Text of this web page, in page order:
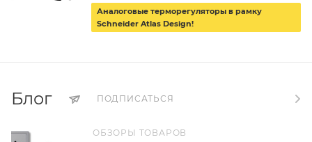
Аналоговые терморегуляторы в рамку
Schneider Atlas Design!
Блог ПОДПИСАТЬСЯ
ОБЗОРЫ ТОВАРОВ